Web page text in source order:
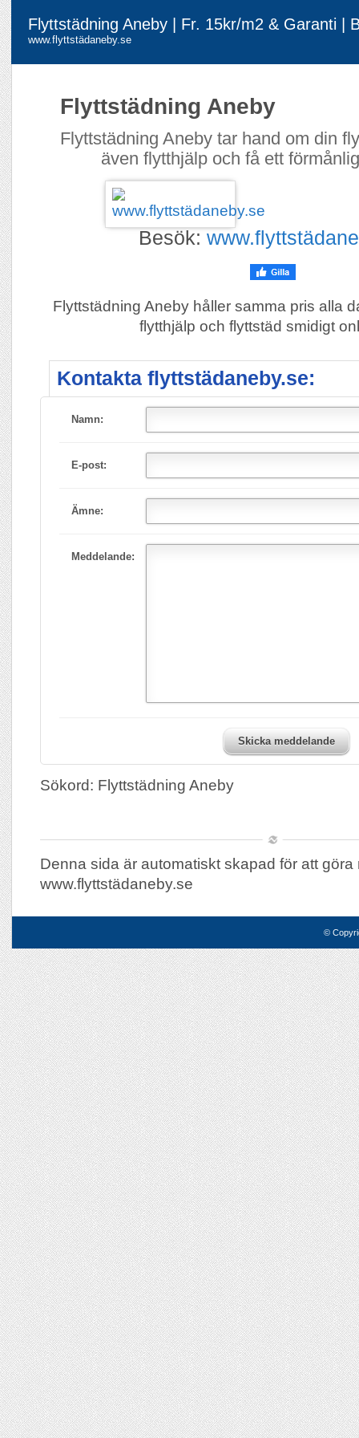
Flyttstädning Aneby | Fr. 15kr/m2 & Garanti |
www.flyttstädaneby.se
Flyttstädning Aneby
Flyttstädning Aneby tar hand om din
även flytthjälp och få ett
Besök:
Flyttstädning Aneby håller samma pris alla
flytthjälp och flyttstäd smidigt
Kontakta flyttstädaneby.se:
Namn:
E-post:
Ämne:
Meddelande:
Skicka meddelande
Sökord: Flyttstädning Aneby
Denna sida är automatiskt skapad för att göra
www.flyttstädaneby.se
©